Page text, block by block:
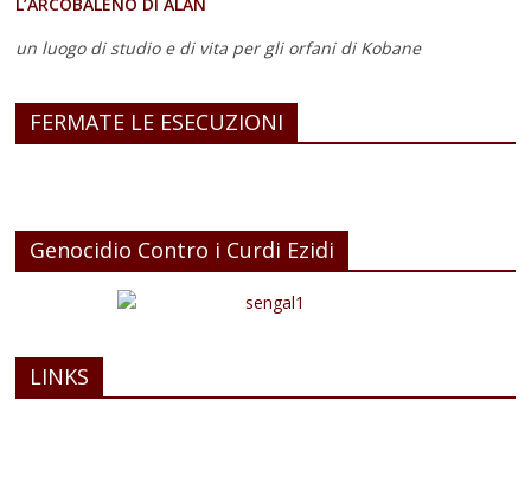
un luogo di studio e di vita per gli orfani di Kobane
FERMATE LE ESECUZIONI
Genocidio Contro i Curdi Ezidi
LINKS